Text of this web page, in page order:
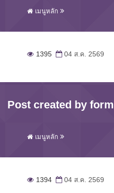
เมนูหลัก
1395 04 ส.ค. 2569
Post created by form
เมนูหลัก
1394 04 ส.ค. 2569